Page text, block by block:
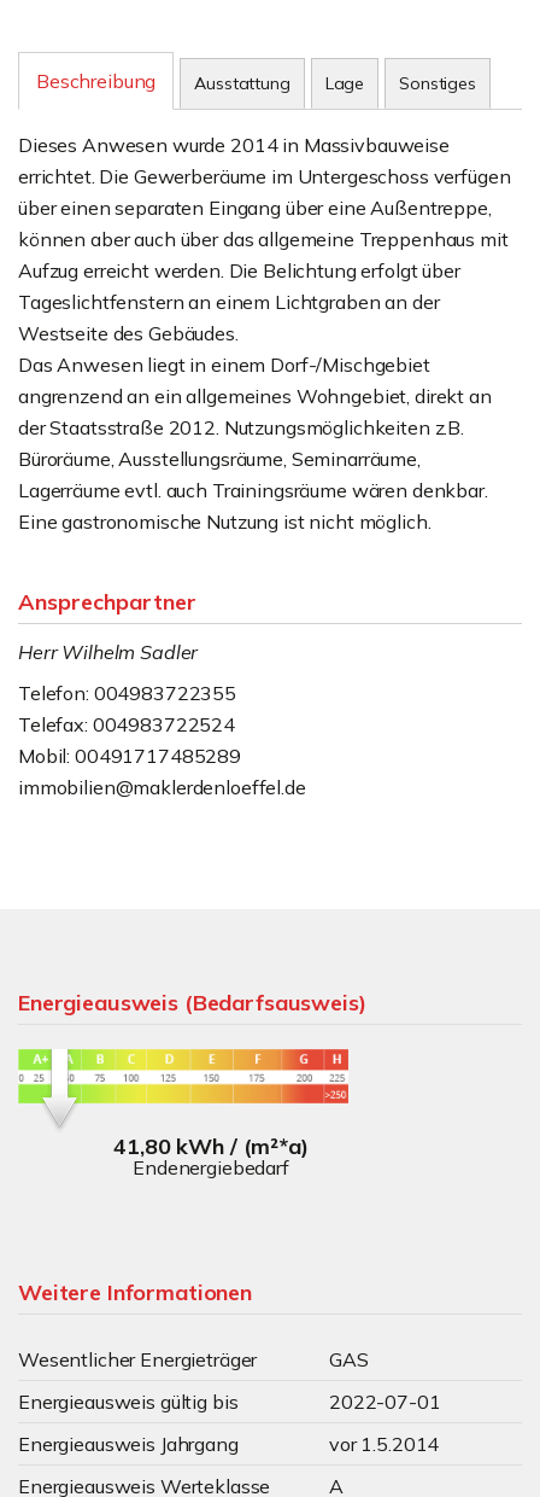
Beschreibung Ausstattung Lage Sonstiges
Dieses Anwesen wurde 2014 in Massivbauweise
errichtet. Die Gewerberäume im Untergeschoss verfügen
über einen separaten Eingang über eine Außentreppe,
können aber auch über das allgemeine Treppenhaus mit
Aufzug erreicht werden. Die Belichtung erfolgt über
Tageslichtfenstern an einem Lichtgraben an der
Westseite des Gebäudes.
Das Anwesen liegt in einem Dorf-/Mischgebiet
angrenzend an ein allgemeines Wohngebiet, direkt an
der Staatsstraße 2012. Nutzungsmöglichkeiten z.B.
Büroräume, Ausstellungsräume, Seminarräume,
Lagerräume evtl. auch Trainingsräume wären denkbar.
Eine gastronomische Nutzung ist nicht möglich.
Ansprechpartner
Herr Wilhelm Sadler
Telefon: 004983722355
Telefax: 004983722524
Mobil: 00491717485289
immobilien@maklerdenloeffel.de
Energieausweis (Bedarfsausweis)
41,80 kWh / (m²*a)
Endenergiebedarf
Weitere Informationen
Wesentlicher Energieträger
GAS
Energieausweis gültig bis
2022-07-01
Energieausweis Jahrgang
vor 1.5.2014
Energieausweis Werteklasse
A